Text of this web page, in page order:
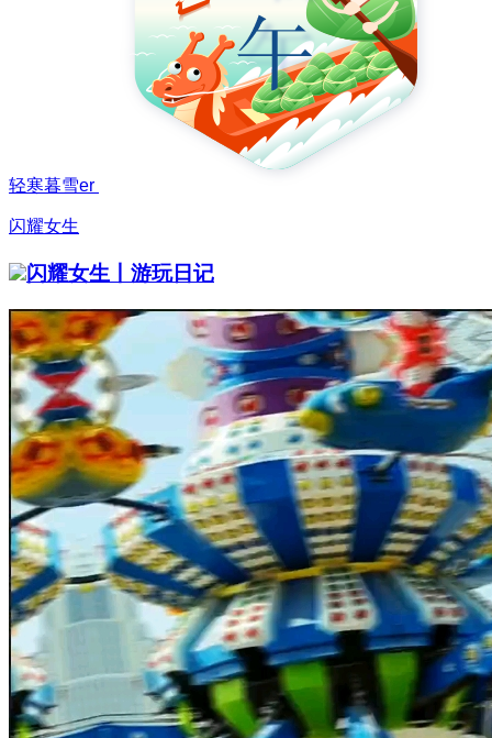
轻寒暮雪er
闪耀女生
闪耀女生丨游玩日记